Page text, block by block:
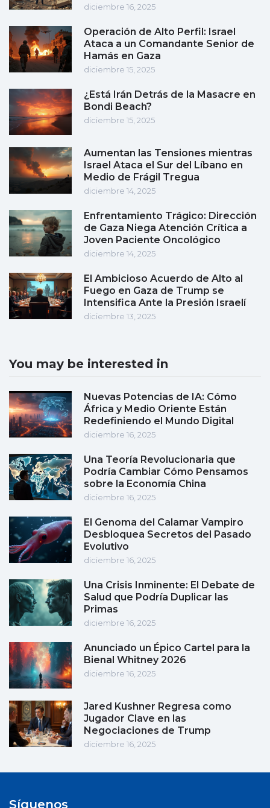
diciembre 16, 2025
Operación de Alto Perfil: Israel
Ataca a un Comandante Senior de
Hamás en Gaza
diciembre 15, 2025
¿Está Irán Detrás de la Masacre en
Bondi Beach?
diciembre 15, 2025
Aumentan las Tensiones mientras
Israel Ataca el Sur del Líbano en
Medio de Frágil Tregua
diciembre 14, 2025
Enfrentamiento Trágico: Dirección
de Gaza Niega Atención Crítica a
Joven Paciente Oncológico
diciembre 14, 2025
El Ambicioso Acuerdo de Alto al
Fuego en Gaza de Trump se
Intensifica Ante la Presión Israelí
diciembre 13, 2025
You may be interested in
Nuevas Potencias de IA: Cómo
África y Medio Oriente Están
Redefiniendo el Mundo Digital
diciembre 16, 2025
Una Teoría Revolucionaria que
Podría Cambiar Cómo Pensamos
sobre la Economía China
diciembre 16, 2025
El Genoma del Calamar Vampiro
Desbloquea Secretos del Pasado
Evolutivo
diciembre 16, 2025
Una Crisis Inminente: El Debate de
Salud que Podría Duplicar las
Primas
diciembre 16, 2025
Anunciado un Épico Cartel para la
Bienal Whitney 2026
diciembre 16, 2025
Jared Kushner Regresa como
Jugador Clave en las
Negociaciones de Trump
diciembre 16, 2025
Síguenos